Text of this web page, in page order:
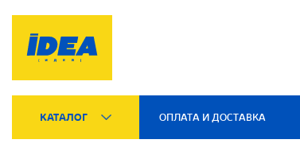
КАТАЛОГ ОПЛАТА И ДОСТАВКА